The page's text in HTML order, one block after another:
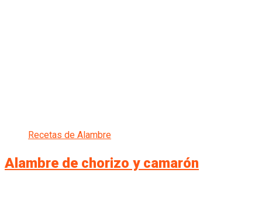
Recetas de Alambre
Alambre de chorizo y camarón